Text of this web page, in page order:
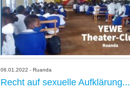
06.01.2022 - Ruanda
Recht auf sexuelle Aufklärung...